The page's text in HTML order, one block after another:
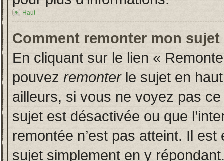
Haut
Comment remonter mon sujet
En cliquant sur le lien «
pouvez remonterle sujet en
ailleurs, si vous ne voyez pas
sujet est désactivée ou que
remontée n’est pas atteint. Il
sujet simplement en y